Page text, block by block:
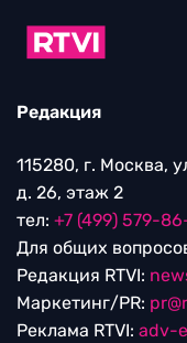
Редакция
115280, г. Москва,
д. 26, этаж 2
тел: +7 (499) 579-
Для общих
Редакция RTVI:
Маркетинг/PR:
Реклама RTVI: adv-